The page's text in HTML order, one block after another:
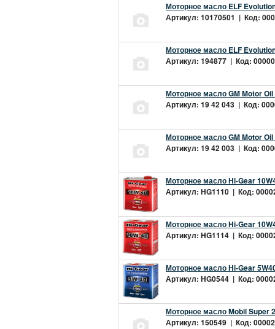
Моторное масло ELF
Артикул: 10170501 | Код:
Моторное масло ELF
Артикул: 194877 | Код:
Моторное масло GM Motor Oil
Артикул: 19 42 043 | Код:
Моторное масло GM Motor
Артикул: 19 42 003 | Код:
Моторное масло Hi-Gear
Артикул: HG1110 | Код:
Моторное масло Hi-Gear
Артикул: HG1114 | Код:
Моторное масло Hi-Gear
Артикул: HG0544 | Код:
Моторное масло Mobil Super
Артикул: 150549 | Код: